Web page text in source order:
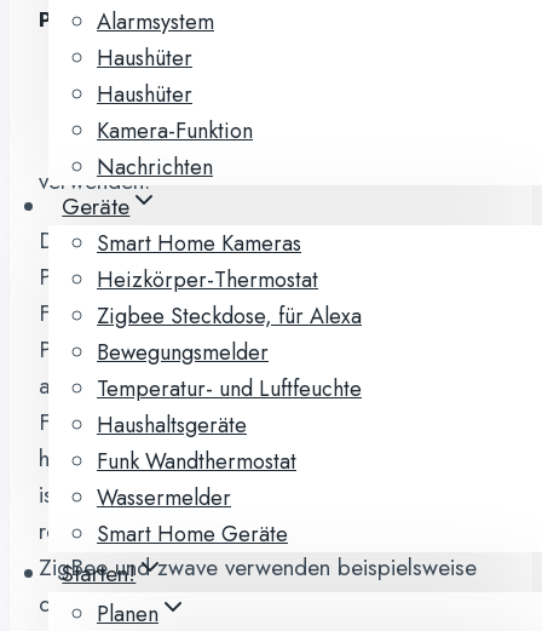
Alarmsystem
Haushüter
Haushüter
Kamera-Funktion
Nachrichten
Geräte
Smart Home Kameras
Heizkörper-Thermostat
Zigbee Steckdose, für Alexa
Bewegungsmelder
Temperatur- und Luftfeuchte
Haushaltsgeräte
Funk Wandthermostat
Wassermelder
Smart Home Geräte
Starten!
Planen
Protokolle:
Homematic
Homematic IP
verwenden.
Das Funk-Protokoll Homematic sowie das
Protokoll Homematic IP verwenden die
Funkfrequenz 868 MHz. Im Vergleich zu fünf
Protokollen, die auf der Frequenz 2,4 GHz
arbeiten, ermöglicht allein die niedrigere
Frequenz aus physikalischen Gründen eine
höhere Funk-Reichweite. Voraussetzung hierbei
ist eine vergleichbare Sendeleistung, die durch
rechtliche Rahmenbedingungen vorgegeben ist.
ZigBee und zwave verwenden beispielsweise
die Frequenz 2,4 GH.